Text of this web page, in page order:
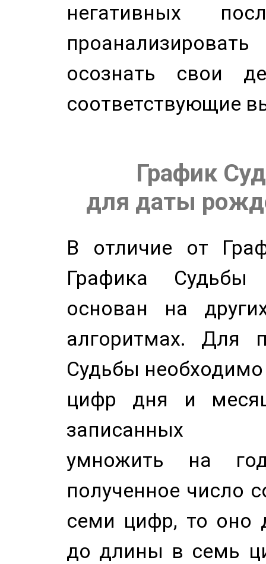
негативных
осознать свои
соответствующие
График
для даты
В отличие от
Графика
основан на
алгоритмах. Для
Судьбы
цифр дня и
записанных
умножить на
полученное число
семи цифр, то оно
до длины в семь